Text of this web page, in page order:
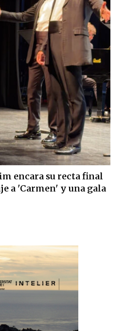
encara su recta final
a 'Carmen' y una gala